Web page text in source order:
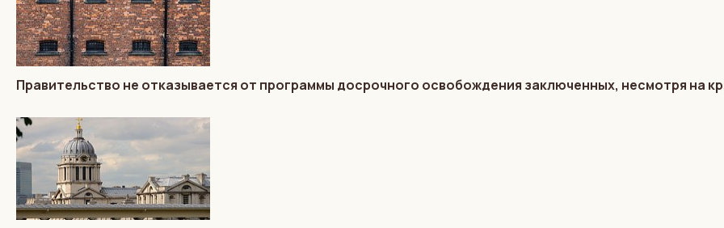
Правительство не отказывается от программы досрочного освобождения заключенных, несмотря на